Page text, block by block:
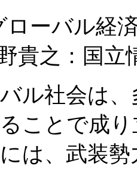
ローバル経
野貴之：
ル社会は
ことで成
は、武装